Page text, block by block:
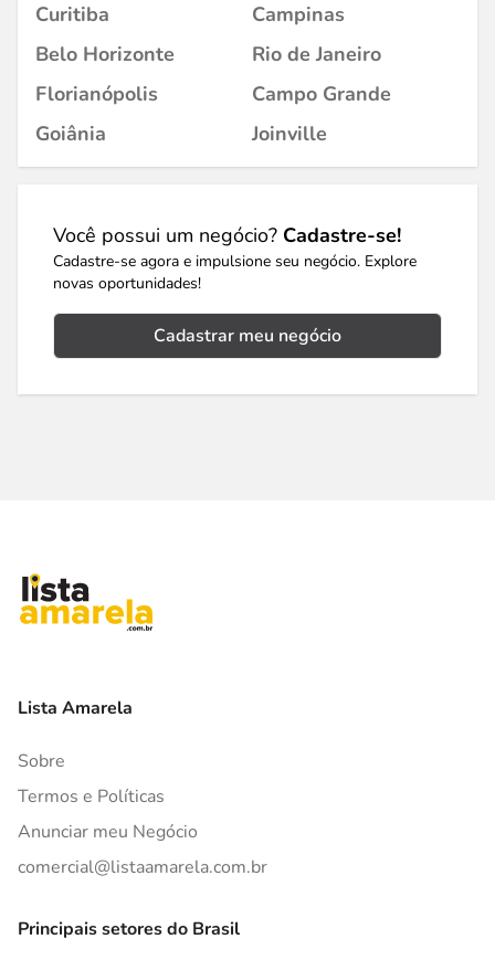
Curitiba
Campinas
Belo Horizonte
Rio de Janeiro
Florianópolis
Campo Grande
Goiânia
Joinville
Você possui um negócio? Cadastre-se!
Cadastre-se agora e impulsione seu negócio. Explore
novas oportunidades!
Cadastrar meu negócio
Lista Amarela
Sobre
Termos e Políticas
Anunciar meu Negócio
comercial@listaamarela.com.br
Principais setores do Brasil